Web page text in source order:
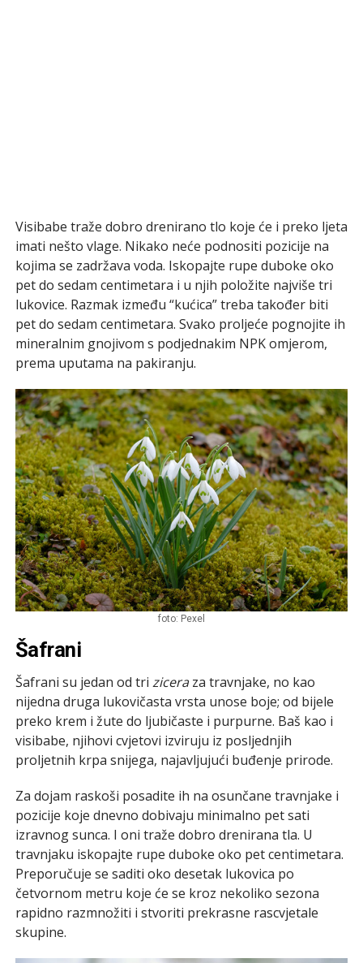
Visibabe traže dobro drenirano tlo koje će i preko ljeta
imati nešto vlage. Nikako neće podnositi pozicije na
kojima se zadržava voda. Iskopajte rupe duboke oko
pet do sedam centimetara i u njih položite najviše tri
lukovice. Razmak između “kućica” treba također biti
pet do sedam centimetara. Svako proljeće pognojite ih
mineralnim gnojivom s podjednakim NPK omjerom,
prema uputama na pakiranju.
foto: Pexel
Šafrani
Šafrani su jedan od tri ziceraza travnjake, no kao
nijedna druga lukovičasta vrsta unose boje; od bijele
preko krem i žute do ljubičaste i purpurne. Baš kao i
visibabe, njihovi cvjetovi izviruju iz posljednjih
proljetnih krpa snijega, najavljujući buđenje prirode.
Za dojam raskoši posadite ih na osunčane travnjake i
pozicije koje dnevno dobivaju minimalno pet sati
izravnog sunca. I oni traže dobro drenirana tla. U
travnjaku iskopajte rupe duboke oko pet centimetara.
Preporučuje se saditi oko desetak lukovica po
četvornom metru koje će se kroz nekoliko sezona
rapidno razmnožiti i stvoriti prekrasne rascvjetale
skupine.